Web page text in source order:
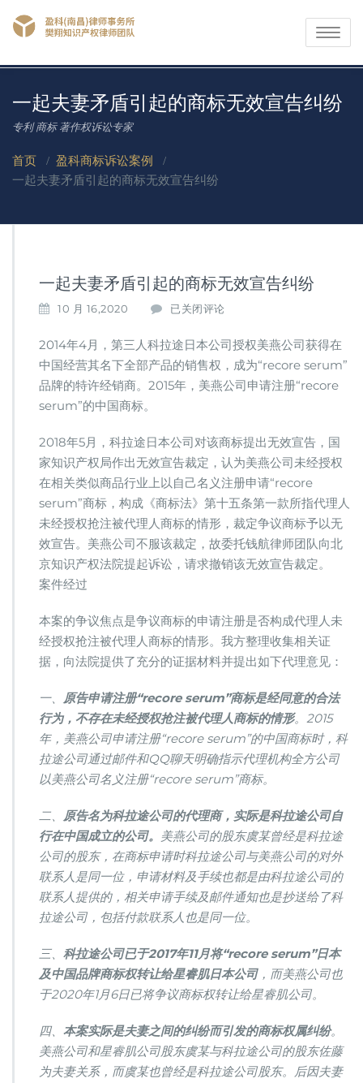
Toggle
一起夫妻矛盾引起的商标无效宣告纠纷
专利 商标 著作权诉讼专家
首页 / 盈科商标诉讼案例
/
一起夫妻矛盾引起的商标无效宣告纠纷
一起夫妻矛盾引起的商标无效宣告纠纷
10 月 16,2020
一
夫
妻
矛
盾
的
商
标
无
效
宣
告
纠
纷
已关闭评论
2014年4月，第三人科拉途日本公司授权美燕公司获得在
中国经营其名下全部产品的销售权，成为“recore serum”
品牌的特许经销商。2015年，美燕公司申请注册“recore
serum”的中国商标。
2018年5月，科拉途日本公司对该商标提出无效宣告，国
家知识产权局作出无效宣告裁定，认为美燕公司未经授权
在相关类似商品行业上以自己名义注册申请“recore
serum”商标，构成《商标法》第十五条第一款所指代理人
未经授权抢注被代理人商标的情形，裁定争议商标予以无
效宣告。美燕公司不服该裁定，故委托钱航律师团队向北
京知识产权法院提起诉讼，请求撤销该无效宣告裁定。
案件经过
本案的争议焦点是争议商标的申请注册是否构成代理人未
经授权抢注被代理人商标的情形。我方整理收集相关证
据，向法院提供了充分的证据材料并提出如下代理意见：
一、 原告申请注册“recore serum”商标是经同意的合法
行为，不存在未经授权抢注被代理人商标的情形。2015
年，美燕公司申请注册“recore serum”的中国商标时，科
拉途公司通过邮件和QQ聊天明确指示代理机构全方公司
以美燕公司名义注册“recore serum”商标。
二、 原告名为科拉途公司的代理商，实际是科拉途公司自
行在中国成立的公司。 美燕公司的股东虞某曾经是科拉途
公司的股东，在商标申请时科拉途公司与美燕公司的对外
联系人是同一位，申请材料及手续也都是由科拉途公司的
联系人提供的，相关申请手续及邮件通知也是抄送给了科
拉途公司，包括付款联系人也是同一位。
三、 科拉途公司已于2017年11月将“recore serum”日本
及中国品牌商标权转让给星睿肌日本公司，而美燕公司也
于2020年1月6日已将争议商标权转让给星睿肌公司。
四、 本案实际是夫妻之间的纠纷而引发的商标权属纠纷。
美燕公司和星睿肌公司股东虞某与科拉途公司的股东佐藤
为夫妻关系，而虞某也曾经是科拉途公司股东。后因夫妻